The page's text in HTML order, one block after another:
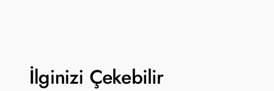
İlginizi Çekebilir